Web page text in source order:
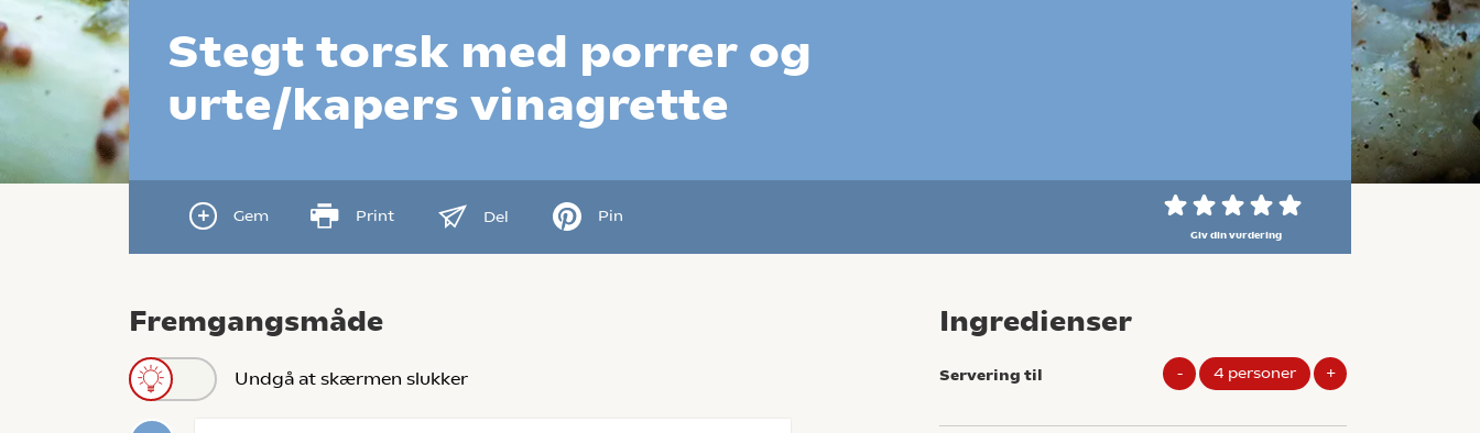
Stegt torsk med porrer og
urte/kapers vinagrette
Gem Print Del Pin
Giv din vurdering
Fremgangsmåde
Undgå at skærmen slukker
Ingredienser
Servering til - 4 personer +